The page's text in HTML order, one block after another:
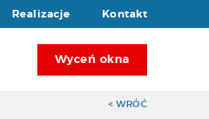
Realizacje Kontakt
Wyceń okna
< WRÓĆ